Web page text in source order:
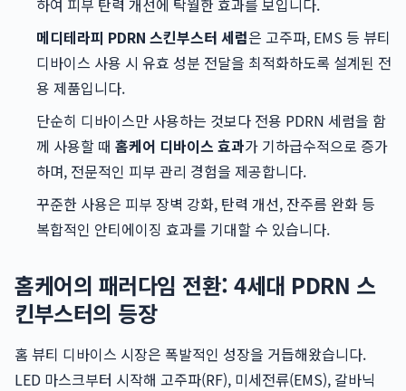
하여 피부 탄력 개선에 탁월한 효과를 보입니다.
메디테라피 PDRN 스킨부스터 세럼은 고주파, EMS 등 뷰티
디바이스 사용 시 유효 성분 전달을 최적화하도록 설계된 전
용 제품입니다.
단순히 디바이스만 사용하는 것보다 전용 PDRN 세럼을 함
께 사용할 때 홈케어 디바이스 효과가 기하급수적으로 증가
하며, 전문적인 피부 관리 경험을 제공합니다.
꾸준한 사용은 피부 장벽 강화, 탄력 개선, 잔주름 완화 등
복합적인 안티에이징 효과를 기대할 수 있습니다.
홈케어의 패러다임 전환: 4세대 PDRN 스
킨부스터의 등장
홈 뷰티 디바이스 시장은 폭발적인 성장을 거듭해왔습니다.
LED 마스크부터 시작해 고주파(RF), 미세전류(EMS), 갈바닉